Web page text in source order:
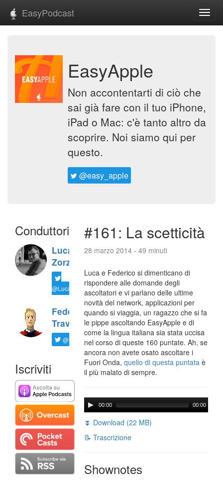
EasyPodcast
EasyApple
Non accontentarti di ciò che
sai già fare con il tuo iPhone,
iPad o Mac: c'è tanto altro da
scoprire. Noi siamo qui per
questo.
@easy_apple
Conduttori
Luca
Zorzi
@LucaTNT
Federico
Travaini
@ftrava
Iscriviti
#161: La scetticità
28 marzo 2014 - 49 minuti
Luca e Federico si dimenticano di
rispondere alle domande degli
ascoltatori e vi parlano delle ultime
novità del network, applicazioni per
quando si viaggia, un ragazzo che si fa
le pippe ascoltando EasyApple e di
come la lingua italiana sia stata uccisa
nel corso di queste 160 puntate. Ah, se
ancora non avete osato ascoltare i
Fuori Onda,quello di questa puntata è
il più malato di sempre.
00:00 00:00
⏬ Download (22 MB)
📝 Trascrizione
Shownotes